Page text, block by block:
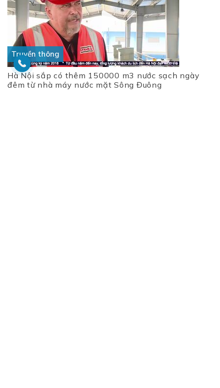
Truyền thông
Hà Nội sắp có thêm 150000 m3 nước sạch ngày
đêm từ nhà máy nước mặt Sông Đuông